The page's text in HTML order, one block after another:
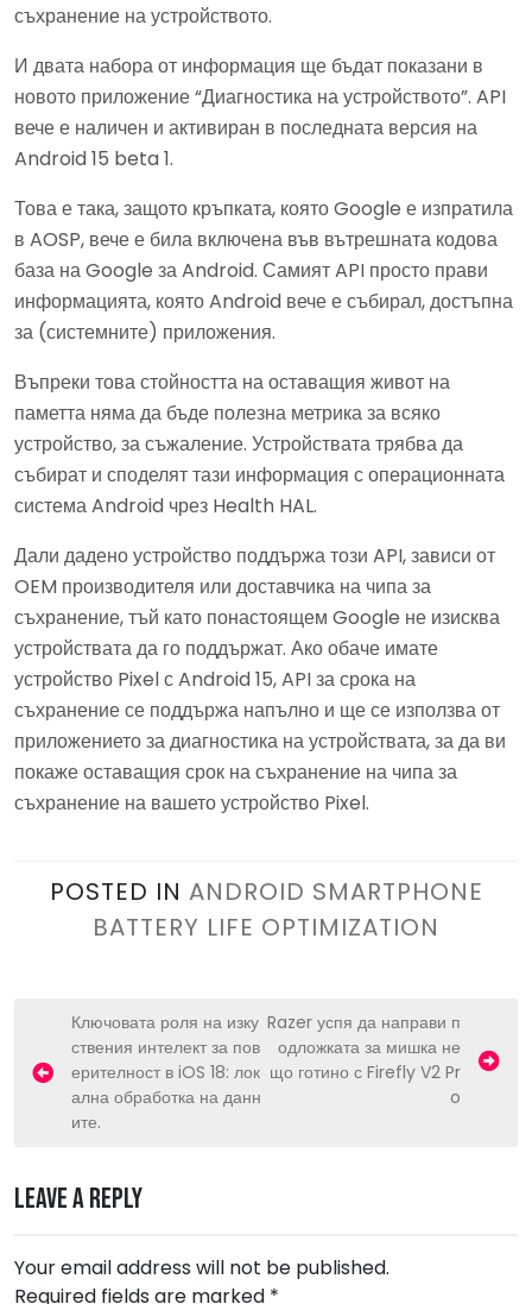
съхранение на устройството.
И двата набора от информация ще бъдат показани в
новото приложение “Диагностика на устройството”. API
вече е наличен и активиран в последната версия на
Android 15 beta 1.
Това е така, защото кръпката, която Google е изпратила
в AOSP, вече е била включена във вътрешната кодова
база на Google за Android. Самият API просто прави
информацията, която Android вече е събирал, достъпна
за (системните) приложения.
Въпреки това стойността на оставащия живот на
паметта няма да бъде полезна метрика за всяко
устройство, за съжаление. Устройствата трябва да
събират и споделят тази информация с операционната
система Android чрез Health HAL.
Дали дадено устройство поддържа този API, зависи от
OEM производителя или доставчика на чипа за
съхранение, тъй като понастоящем Google не изисква
устройствата да го поддържат. Ако обаче имате
устройство Pixel с Android 15, API за срока на
съхранение се поддържа напълно и ще се използва от
приложението за диагностика на устройствата, за да ви
покаже оставащия срок на съхранение на чипа за
съхранение на вашето устройство Pixel.
POSTED IN ANDROID SMARTPHONE
BATTERY LIFE OPTIMIZATION
o
a
i
Ключовата роля на изку
ствения интелект за пов
ерителност в iOS 18: лок
ална обработка на данн
ите.
Razer успя да направи п
одложката за мишка не
що готино с Firefly V2 Pr
o
Leave a Reply
Your email address will not be published.
Required fields are marked *